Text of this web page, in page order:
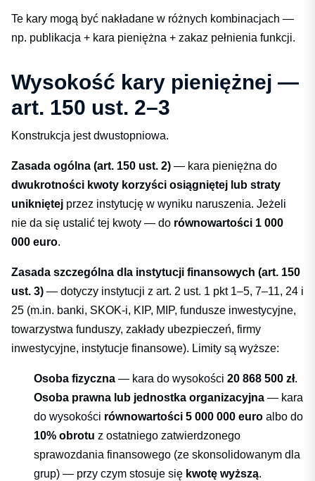
Te kary mogą być nakładane w różnych kombinacjach —
np. publikacja + kara pieniężna + zakaz pełnienia funkcji.
Wysokość kary pieniężnej —
art. 150 ust. 2–3
Konstrukcja jest dwustopniowa.
Zasada ogólna (art. 150 ust. 2) — kara pieniężna do
dwukrotności kwoty korzyści osiągniętej lub straty
unikniętej przez instytucję w wyniku naruszenia. Jeżeli
nie da się ustalić tej kwoty — do równowartości 1 000
000 euro.
Zasada szczególna dla instytucji finansowych (art. 150
ust. 3) — dotyczy instytucji z art. 2 ust. 1 pkt 1–5, 7–11, 24 i
25 (m.in. banki, SKOK-i, KIP, MIP, fundusze inwestycyjne,
towarzystwa funduszy, zakłady ubezpieczeń, firmy
inwestycyjne, instytucje finansowe). Limity są wyższe:
Osoba fizyczna — kara do wysokości 20 868 500 zł.
Osoba prawna lub jednostka organizacyjna — kara
do wysokości równowartości 5 000 000 euro albo do
10% obrotu z ostatniego zatwierdzonego
sprawozdania finansowego (ze skonsolidowanym dla
grup) — przy czym stosuje się kwotę wyższą.